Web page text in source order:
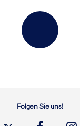
Folgen Sie uns!